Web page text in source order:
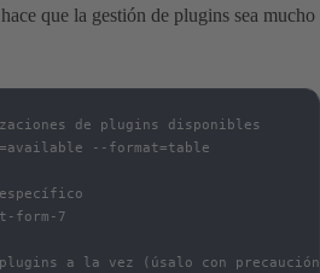
que la gestión de plugins sea mucho
de plugins disponibles
--format=table
form-7
a la vez (úsalo con